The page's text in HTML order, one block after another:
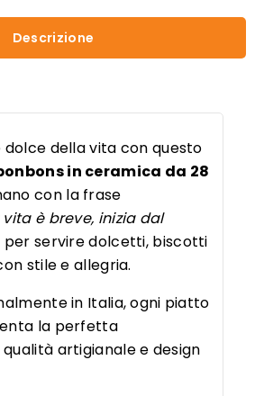
Descrizione
della vita con questo
in ceramica da 28
con la frase
vita è breve, inizia dal
servire dolcetti, biscotti
stile e allegria.
in Italia, ogni piatto
la perfetta
artigianale e design